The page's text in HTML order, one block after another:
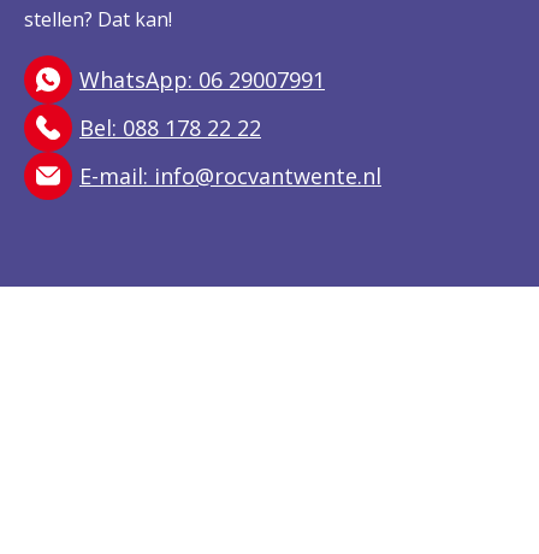
stellen? Dat kan!
WhatsApp: 06 29007991
Bel: 088 178 22 22
E-mail: info@rocvantwente.nl